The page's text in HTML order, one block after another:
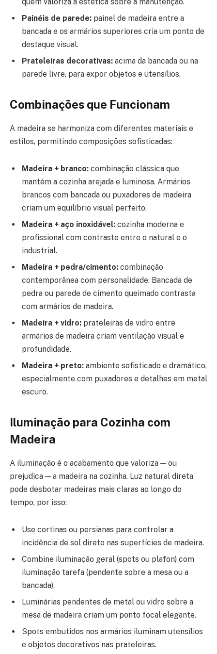
Painéis de parede: painel de madeira entre a
bancada e os armários superiores cria um ponto de
destaque visual.
Prateleiras decorativas: acima da bancada ou na
parede livre, para expor objetos e utensílios.
Combinações que Funcionam
A madeira se harmoniza com diferentes materiais e
estilos, permitindo composições sofisticadas:
Madeira + branco: combinação clássica que
mantém a cozinha arejada e luminosa. Armários
brancos com bancada ou puxadores de madeira
criam um equilíbrio visual perfeito.
Madeira + aço inoxidável: cozinha moderna e
profissional com contraste entre o natural e o
industrial.
Madeira + pedra/cimento: combinação
contemporânea com personalidade. Bancada de
pedra ou parede de cimento queimado contrasta
com armários de madeira.
Madeira + vidro: prateleiras de vidro entre
armários de madeira criam ventilação visual e
profundidade.
Madeira + preto: ambiente sofisticado e dramático,
especialmente com puxadores e detalhes em metal
escuro.
Iluminação para Cozinha com
Madeira
A iluminação é o acabamento que valoriza — ou
prejudica — a madeira na cozinha. Luz natural direta
pode desbotar madeiras mais claras ao longo do
tempo, por isso:
Use cortinas ou persianas para controlar a
incidência de sol direto nas superfícies de madeira.
Combine iluminação geral (spots ou plafon) com
iluminação tarefa (pendente sobre a mesa ou a
bancada).
Luminárias pendentes de metal ou vidro sobre a
mesa de madeira criam um ponto focal elegante.
Spots embutidos nos armários iluminam utensílios
e objetos decorativos nas prateleiras.